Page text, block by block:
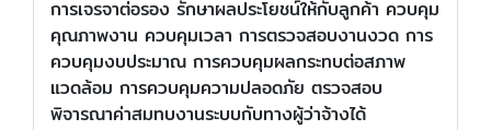
การเจรจาต่อรอง รักษาผลประโยชน์ให้กับลูกค้า ควบคุม
คุณภาพงาน ควบคุมเวลา การตรวจสอบงานงวด การ
ควบคุมงบประมาณ การควบคุมผลกระทบต่อสภาพ
แวดล้อม การควบคุมความปลอดภัย ตรวจสอบ
พิจารณาค่าสมทบงานระบบกับทางผู้ว่าจ้างได้